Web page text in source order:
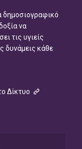
δημοσιογραφικό
να
τις υγιείς
δυνάμεις κάθε
Δίκτυο